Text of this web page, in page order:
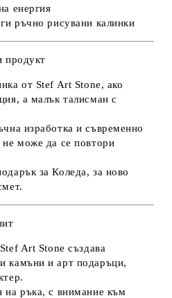
енергия
ръчно рисувани калинки
продукт
от Stef Art Stone, ако
а малък талисман с
изработка и съвременно
може да се повтори
за Коледа, за ново
Art Stone създава
камъни и арт подаръци,
на ръка, с внимание към